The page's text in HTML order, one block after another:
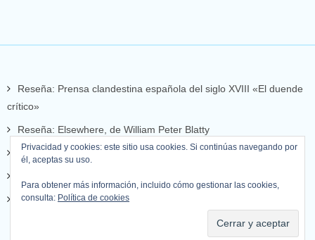
Privacidad y cookies: este sitio usa cookies. Si continúas navegando por
él, aceptas su uso.
Para obtener más información, incluido cómo gestionar las cookies,
consulta: Política de cookies
Reseña: Prensa clandestina española del siglo XVIII «El duende
crítico»
Reseña: Elsewhere, de William Peter Blatty
Reseña: Set de llops
Reseña: La apariencia de las cosas